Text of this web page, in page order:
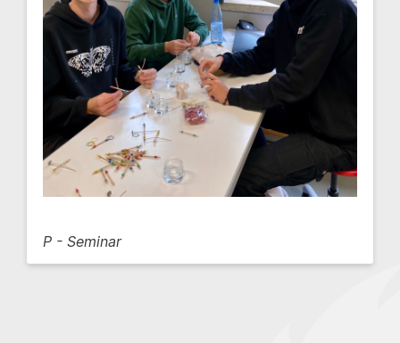
P - Seminar